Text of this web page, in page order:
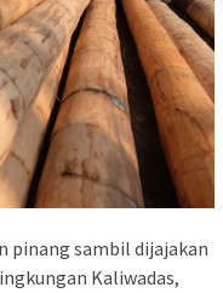
pinang sambil dijajakan
Kaliwadas,